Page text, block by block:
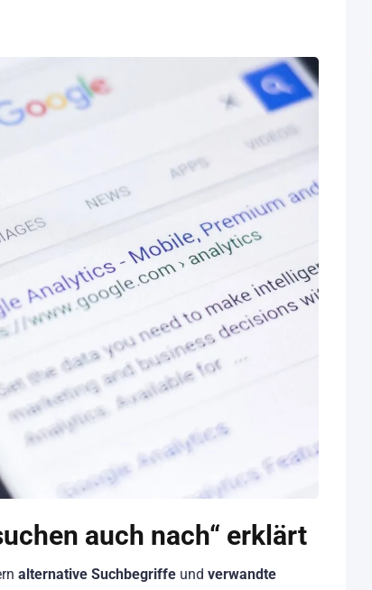
auch nach“ erklärt
alternative Suchbegriffe und verwandte